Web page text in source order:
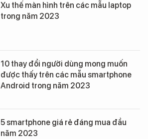
Xu thế màn hình trên các mẫu laptop
trong năm 2023
10 thay đổi người dùng mong muốn
được thấy trên các mẫu smartphone
Android trong năm 2023
5 smartphone giá rẻ đáng mua đầu
năm 2023